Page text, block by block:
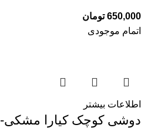
650,000 تومان
اتمام موجودی
اطلاعات بیشتر
دوشی کوچک کیارا مشکی- Chiara Ferragni